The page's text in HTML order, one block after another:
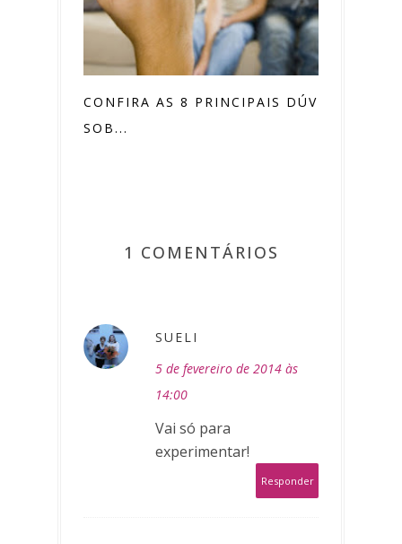
CONFIRA AS 8 PRINCIPAIS DÚVIDAS
SOB...
1 COMENTÁRIOS
SUELI
5 de fevereiro de 2014 às
14:00
Vai só para
experimentar!
Responder